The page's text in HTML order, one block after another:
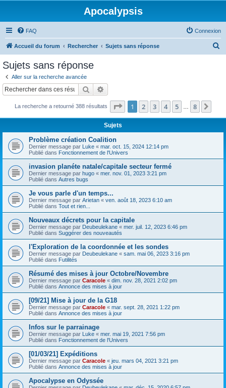
Apocalypsis
FAQ Connexion
Accueil du forum Rechercher Sujets sans réponse
c
Sujets sans réponse
Aller sur la recherche avancée
Rechercher
La recherche a retourné 388 résultats Page 1sur8
1 2 3 4 5 8
Sujets
Problème création Coalition
Dernier message par Luke « mar. oct. 15, 2024 12:14 pm
Publié dans Fonctionnement de l'Univers
invasion planéte natale/capitale secteur fermé
Dernier message par hugo « mer. nov. 01, 2023 3:21 pm
Publié dans Autres bugs
Je vous parle d'un temps...
Dernier message par Arietan « ven. août 18, 2023 6:10 am
Publié dans Tout et rien...
Nouveaux décrets pour la capitale
Dernier message par Deubeulekane « mer. juil. 12, 2023 6:46 pm
Publié dans Suggérer des nouveautés
l'Exploration de la coordonnée et les sondes
Dernier message par Deubeulekane « sam. mai 06, 2023 3:16 pm
Publié dans Futilités
Résumé des mises à jour Octobre/Novembre
Dernier message par Caracole « dim. nov. 28, 2021 2:02 pm
Publié dans Annonce des mises à jour
[09/21] Mise à jour de la G18
Dernier message par Caracole « mar. sept. 28, 2021 1:22 pm
Publié dans Annonce des mises à jour
Infos sur le parrainage
Dernier message par Luke « mer. mai 19, 2021 7:56 pm
Publié dans Fonctionnement de l'Univers
[01/03/21] Expéditions
Dernier message par Caracole « jeu. mars 04, 2021 3:21 pm
Publié dans Annonce des mises à jour
Apocalypse en Odyssée